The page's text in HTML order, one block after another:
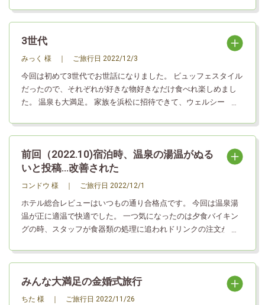
で……お願いします。
3世代
みっく 様 ご旅行日 2022/12/3
今回は初めて3世代でお世話になりました。 ビュッフェスタイル
だったので、それぞれが好きな物好きなだけ食べれ楽しめまし
た。 温泉も大満足。 家族を浜松に招待できて、ウェルシーズン
にしてます！
前回（2022.10)宿泊時、温泉の湯温がぬる
いと投稿...改善された
コンドウ 様 ご旅行日 2022/12/1
ホテル総合レビューはいつもの通り合格点です。 今回は温泉湯
温が正に適温で快適でした。 一つ気になったのは夕食バイキン
グの時、スタッフが食器類の処理に追われドリンクの注文が
が、周辺の客席を見る余裕が無かったようです）。
みんな大満足の金婚式旅行
ちた 様 ご旅行日 2022/11/26